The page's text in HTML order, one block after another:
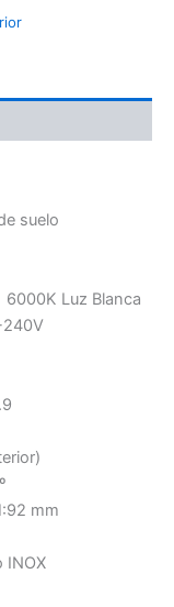
suelo
Luz Blanca
mm
INOX